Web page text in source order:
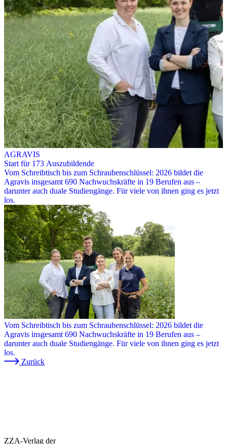
AGRAVIS
Start für 173 Auszubildende
Vom Schreibtisch bis zum Schraubenschlüssel: 2026 bildet die
Agravis insgesamt 690 Nachwuchskräfte in 19 Berufen aus –
darunter auch duale Studiengänge. Für viele von ihnen ging es jetzt
los.
Vom Schreibtisch bis zum Schraubenschlüssel: 2026 bildet die
Agravis insgesamt 690 Nachwuchskräfte in 19 Berufen aus –
darunter auch duale Studiengänge. Für viele von ihnen ging es jetzt
los.
Zurück
ZZA-Verlag der